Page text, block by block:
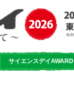
サイエンスデイAWARD